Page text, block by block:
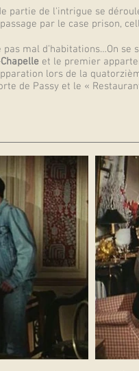
partie de l'intrigue se
par le case prison,
mal d’habitations…On
et le premier
lors de la
de Passy et le «